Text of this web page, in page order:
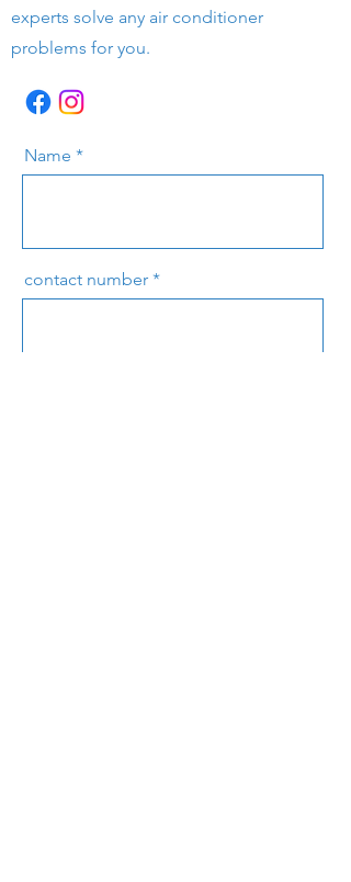
experts solve any air conditioner
problems for you.
Name
contact number